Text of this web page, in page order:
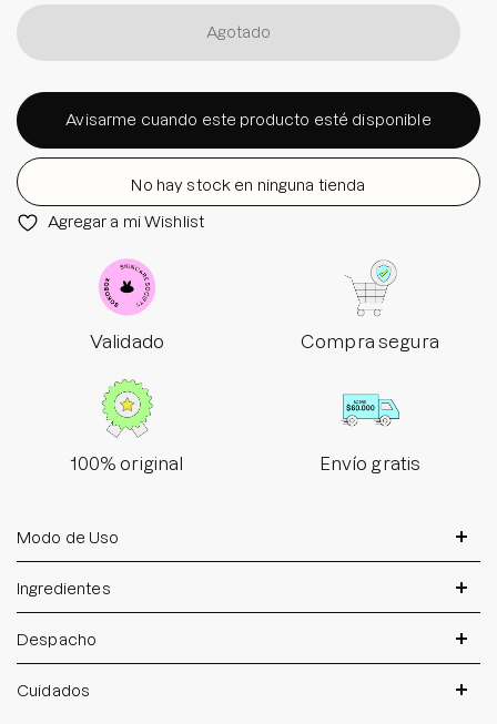
Agotado
Avisarme cuando este producto esté disponible
No hay stock en ninguna tienda
Agregar a mi Wishlist
Validado Compra segura
100% original Envío gratis
Modo de Uso
Ingredientes
Despacho
Cuidados